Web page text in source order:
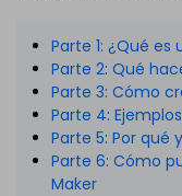
Parte 1: ¿Qué
Parte 2: Qué
Parte 3: Cómo
Parte 4:
Parte 5: Por qué
Parte 6: Cómo
Maker